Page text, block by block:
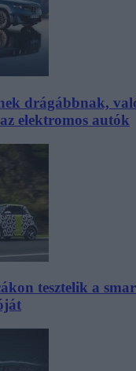
drágábbnak,
elektromos autók
tesztelik a